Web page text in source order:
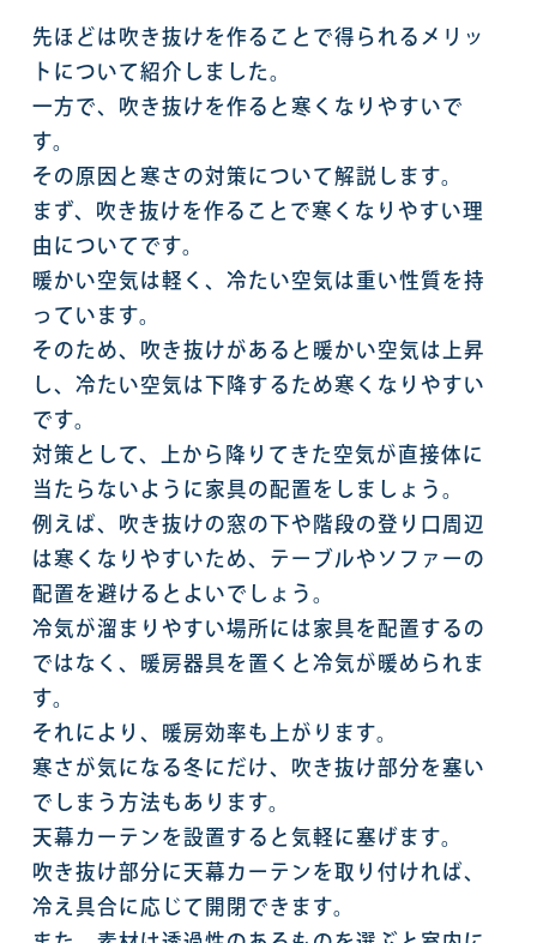
先ほどは吹き抜けを作ることで得られるメリッ
トについて紹介しました。
一方で、吹き抜けを作ると寒くなりやすいで
す。
その原因と寒さの対策について解説します。
まず、吹き抜けを作ることで寒くなりやすい理
由についてです。
暖かい空気は軽く、冷たい空気は重い性質を持
っています。
そのため、吹き抜けがあると暖かい空気は上昇
し、冷たい空気は下降するため寒くなりやすい
です。
対策として、上から降りてきた空気が直接体に
当たらないように家具の配置をしましょう。
例えば、吹き抜けの窓の下や階段の登り口周辺
は寒くなりやすいため、テーブルやソファーの
配置を避けるとよいでしょう。
冷気が溜まりやすい場所には家具を配置するの
ではなく、暖房器具を置くと冷気が暖められま
す。
それにより、暖房効率も上がります。
寒さが気になる冬にだけ、吹き抜け部分を塞い
でしまう方法もあります。
天幕カーテンを設置すると気軽に塞げます。
吹き抜け部分に天幕カーテンを取り付ければ、
冷え具合に応じて開閉できます。